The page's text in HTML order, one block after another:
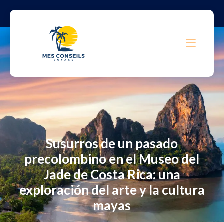
Susurros de un pasado
precolombino en el Museo del
Jade de Costa Rica: una
exploración del arte y la cultura
mayas